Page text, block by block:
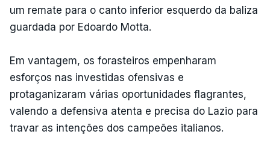
um remate para o canto inferior esquerdo da baliza
guardada por Edoardo Motta.
Em vantagem, os forasteiros empenharam
esforços nas investidas ofensivas e
protaganizaram várias oportunidades flagrantes,
valendo a defensiva atenta e precisa do Lazio para
travar as intenções dos campeões italianos.